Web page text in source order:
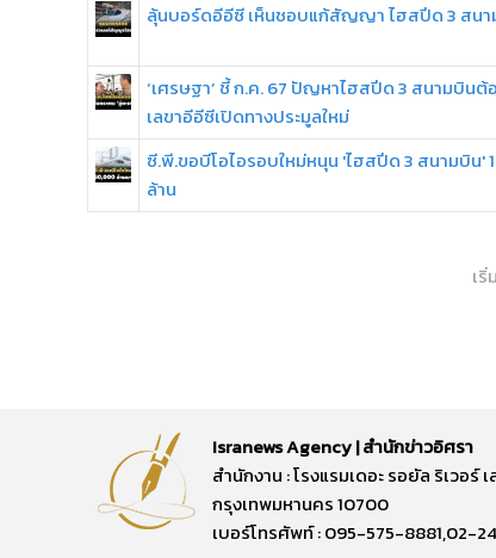
ลุ้นบอร์ดอีอีซี เห็นชอบแก้สัญญา ไฮสปีด 3 สน
‘เศรษฐา’ ชี้ ก.ค. 67 ปัญหาไฮสปีด 3 สนามบินต้
เลขาอีอีซีเปิดทางประมูลใหม่
ซี.พี.ขอบีโอไอรอบใหม่หนุน 'ไฮสปีด 3 สนามบิน'
ล้าน
เ
Isranews Agency | สำนักข่าวอิศรา
สำนักงาน : โรงแรมเดอะ รอยัล ริเวอ
กรุงเทพมหานคร 10700
เบอร์โทรศัพท์ : 095-575-8881,02-